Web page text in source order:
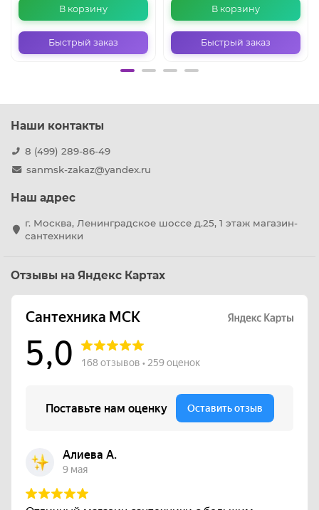
В корзину
Быстрый заказ
В корзину
Быстрый заказ
Наши контакты
8 (499) 289-86-49
sanmsk-zakaz@yandex.ru
Наш адрес
г. Москва, Ленинградское шоссе д.25, 1 этаж магазин-
сантехники
Отзывы на Яндекс Картах